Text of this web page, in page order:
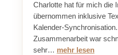
Charlotte hat für mich die
übernommen inklusive
Kalender-
Zusammenarbeit war
sehr… mehr lesen